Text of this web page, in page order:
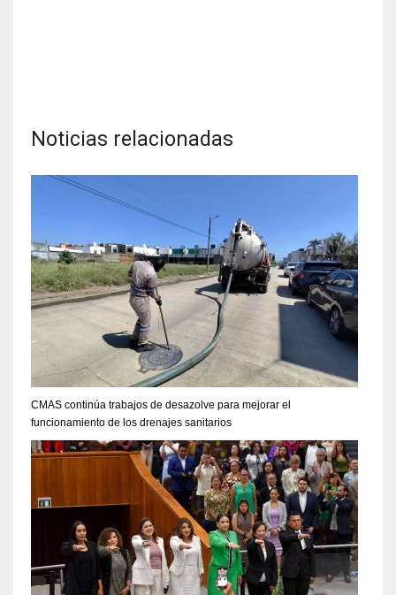
Noticias relacionadas
CMAS continúa trabajos de desazolve para mejorar el
funcionamiento de los drenajes sanitarios